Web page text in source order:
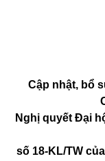
Cập nhật, bổ
Nghị quyết Đại
số 18-KL/TW